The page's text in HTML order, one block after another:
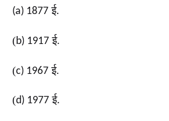
(a) 1877 ई.
(b) 1917 ई.
(c) 1967 ई.
(d) 1977 ई.